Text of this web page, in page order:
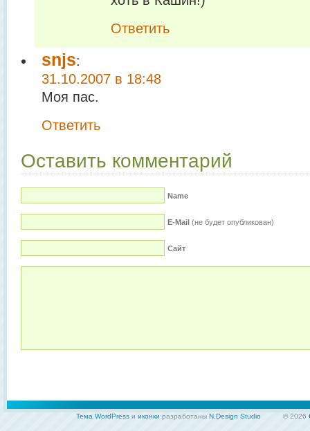
Ответить
snjs:
31.10.2007 в 18:48
Моя пас.
Ответить
Оставить комментарий
Name
E-Mail (не будет опубликован)
Сайт
Тема WordPress и иконки разработаны N.Design Studio © 2026